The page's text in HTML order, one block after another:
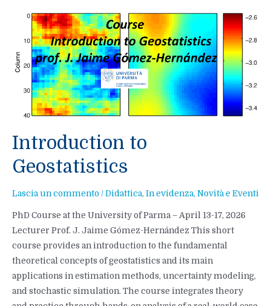
Introduction to
Geostatistics
Lascia un commento / Didattica, In evidenza, Novità e Eventi
PhD Course at the University of Parma – April 13-17, 2026
Lecturer Prof. J. Jaime Gómez-Hernández This short
course provides an introduction to the fundamental
theoretical concepts of geostatistics and its main
applications in estimation methods, uncertainty modeling,
and stochastic simulation. The course integrates theory